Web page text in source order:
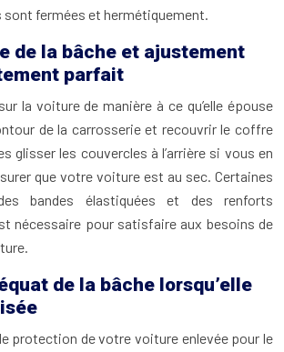
fermées et hermétiquement.
de la bâche et ajustement
parfait
la voiture de manière à ce qu’elle épouse
de la carrosserie et recouvrir le coffre
glisser les couvercles à l’arrière si vous en
que votre voiture est au sec. Certaines
bandes élastiquées et des renforts
nécessaire pour satisfaire aux besoins de
de la bâche lorsqu’elle
protection de votre voiture enlevée pour le